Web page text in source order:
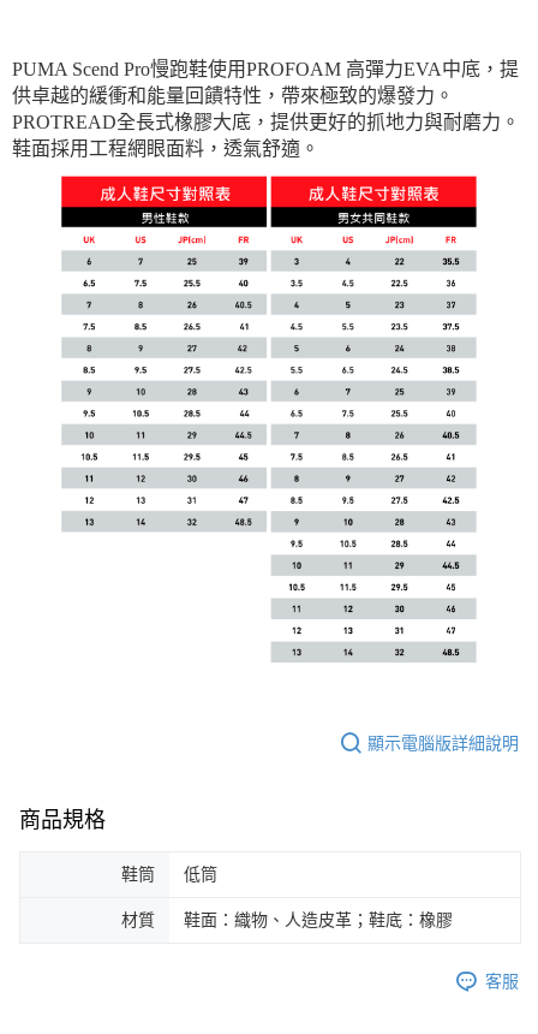
PUMA Scend Pro慢跑鞋使用PROFOAM 高彈力EVA中底，提
供卓越的緩衝和能量回饋特性，帶來極致的爆發力。
PROTREAD全長式橡膠大底，提供更好的抓地力與耐磨力。
鞋面採用工程網眼面料，透氣舒適。
顯示電腦版詳細說明
商品規格
鞋筒 低筒
材質 鞋面：織物、人造皮革；鞋底：橡膠
客服